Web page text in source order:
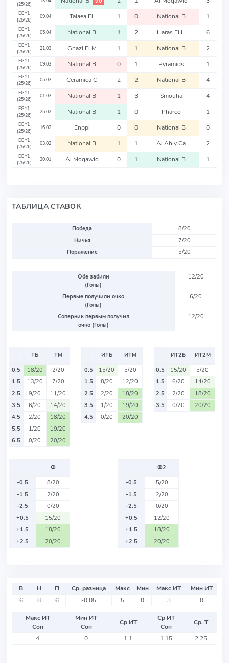
(25/26)
EGY1
(25/26)
09.04 Talaea El 1 0 National B 1
EGY1
(25/26)
05.04 National B 4 2 Haras El H 6
EGY1
(25/26)
21.03 Ghazl El M 1 1 National B 2
EGY1
(25/26)
09.03 National B 0 1 Pyramids 1
EGY1
(25/26)
05.03 Ceramica C 2 2 National B 4
EGY1
(25/26)
01.03 National B 1 3 Smouha 4
EGY1
(25/26)
25.02 National B 1 0 Pharco 1
EGY1
(25/26)
16.02 Enppi 0 0 National B 0
EGY1
(25/26)
03.02 National B 1 1 Al Ahly Ca 2
EGY1
(25/26)
30.01 Al Moqawlo 0 1 National B 1
ТАБЛИЦА СТАВОК
Победа
8/20
Ничья
7/20
Поражение
5/20
Обе забили
(Голы)
12/20
Первые получили очко
(Голы)
6/20
Соперник первым получил
очко (Голы)
12/20
ТБ
ТМ
0.5
18/20
2/20
1.5
13/20
7/20
2.5
9/20
11/20
3.5
6/20
14/20
4.5
2/20
18/20
5.5
1/20
19/20
6.5
0/20 20/20
ИТБ
ИТМ
0.5
15/20
5/20
1.5
8/20
12/20
2.5
2/20
18/20
3.5
1/20
19/20
4.5
0/20 20/20
ИТ2Б
ИТ2М
0.5
15/20
5/20
1.5
6/20
14/20
2.5
2/20
18/20
3.5
0/20 20/20
Ф
-0.5
8/20
-1.5
2/20
-2.5
0/20
+0.5
15/20
+1.5
18/20
+2.5
20/20
Ф2
-0.5
5/20
-1.5
2/20
-2.5
0/20
+0.5
12/20
+1.5
18/20
+2.5
20/20
В Н П Ср. разница Макс Мин Макс ИТ
Мин ИТ
6
8 6 -0.05 5 0 3 0
Макс ИТ
Соп
Мин ИТ
Соп
Ср ИТ
Ср ИТ
Соп
Ср. Т
4
0 1.1 1.15 2.25